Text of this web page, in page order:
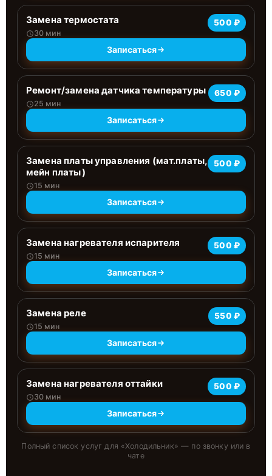
Замена термостата
30 мин
500 ₽
Записаться
Ремонт/замена датчика температуры
25 мин
650 ₽
Записаться
Замена платы управления (мат.платы,
мейн платы)
15 мин
500 ₽
Записаться
Замена нагревателя испарителя
15 мин
500 ₽
Записаться
Замена реле
15 мин
550 ₽
Записаться
Замена нагревателя оттайки
30 мин
500 ₽
Записаться
Полный список услуг для «Холодильник» — по звонку или в
чате